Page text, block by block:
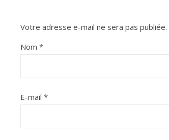
Votre adresse e-mail ne sera pas publiée.
Nom *
E-mail *